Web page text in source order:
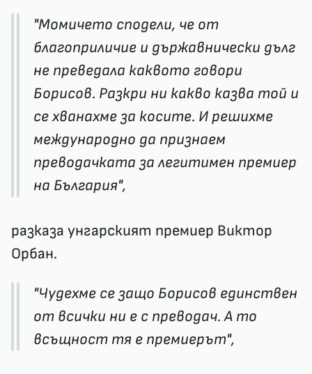
"Момичето сподели, че от
благоприличие и държавнически дълг
не преведала каквото говори
Борисов. Разкри ни какво казва той и
се хванахме за косите. И решихме
международно да признаем
преводачката за легитимен премиер
на България",
разказа унгарският премиер Виктор
Орбан.
"Чудехме се защо Борисов единствен
от всички ни е с преводач. А то
всъщност тя е премиерът",